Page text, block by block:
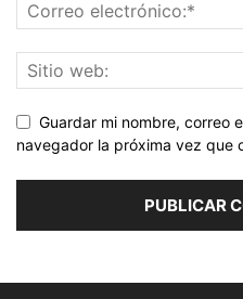
Guardar mi nombre, correo
navegador la próxima vez que